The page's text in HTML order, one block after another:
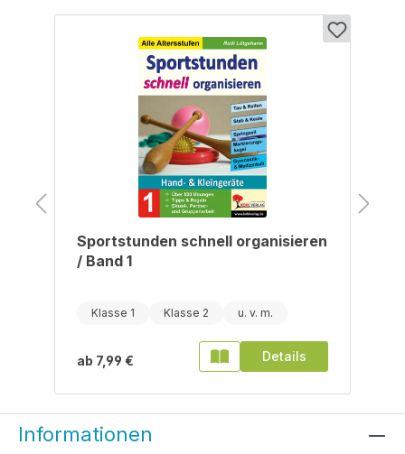
Sportstunden schnell organisieren
/ Band 1
Klasse 1 Klasse 2
ab 7,99 € Details
Informationen